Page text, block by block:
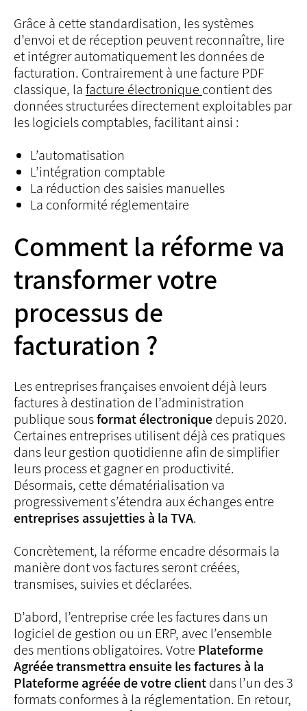
Grâce à cette standardisation, les systèmes
d’envoi et de réception peuvent reconnaître, lire
et intégrer automatiquement les données de
facturation. Contrairement à une facture PDF
classique, lafacture électronique contient des
données structurées directement exploitables par
les logiciels comptables, facilitant ainsi :
L’automatisation
L’intégration comptable
La réduction des saisies manuelles
La conformité réglementaire
Comment la réforme va
transformer votre
processus de
facturation ?
Les entreprises françaises envoient déjà leurs
factures à destination de l’administration
publique sousformat électroniquedepuis 2020.
Certaines entreprises utilisent déjà ces pratiques
dans leur gestion quotidienne afin de simplifier
leurs process et gagner en productivité.
Désormais, cette dématérialisation va
progressivement s’étendra aux échanges entre
entreprises assujetties à la TVA.
Concrètement, la réforme encadre désormais la
manière dont vos factures seront créées,
transmises, suivies et déclarées.
D’abord, l’entreprise crée les factures dans un
logiciel de gestion ou un ERP, avec l’ensemble
des mentions obligatoires. Votre Plateforme
Agréée transmettra ensuite les factures à la
Plateforme agréée de votre clientdans l’un des 3
formats conformes à la réglementation. En retour,